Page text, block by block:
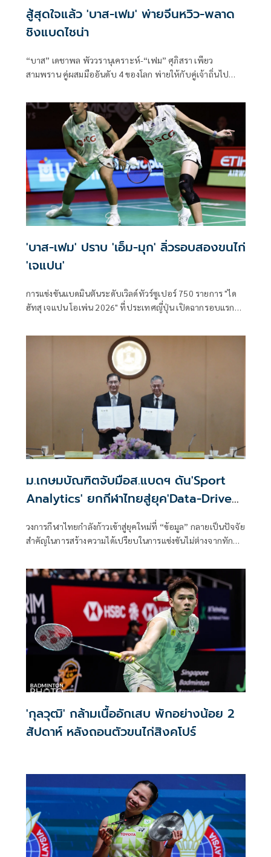
สู้สุดใจแล้ว 'บาส-เฟม' พ่ายจีนหวิว-พลาด
ชิงแบดไชน่า
“บาส” เดชาพล พัววรานุเคราะห์-“เฟม” ศุภิสรา เพียว
สามพราน คู่ผสมมืออันดับ 4 ของโลก พ่ายให้กับคู่เจ้าถิ่นไป
น่า โอ
'บาส-เฟม' ปราบ 'เอ็ม-มุก' ลิ่วรอบสองขนไก่
'เจแปน'
การแข่งขันแบดมินตันระดับเวิลด์ทัวร์ซูเปอร์ 750 รายการ "ได
ฮัทสุ เจแปน โอเพ่น 2026" ที่ประเทศญี่ปุ่น เปิดฉากรอบแรก
ม.เกษมบัณฑิตจับมือส.แบดฯ ดัน'Sport
Analytics' ยกกีฬาไทยสู่ยุค'Data-Driven
วงการกีฬาไทยกำลังก้าวเข้าสู่ยุคใหม่ที่ “ข้อมูล” กลายเป็นปัจจัย
สำคัญในการสร้างความได้เปรียบในการแข่งขันไม่ต่างจากทักษะ
มิถุนายน 2569 ที่ผ่านมา คณะวิทยาศาสตร์การกีฬา
มหาวิทยาลัยเกษมบัณฑิต ได้ลงนามบันทึกข้อตกลงความร่วมมือ
ทางวิชาการ (MOU) กับสมาคมกีฬาแบดมินตันแห่ง
ประเทศไทย ในพระบรมราชูปถัมภ์ เพื่อร่วมกันพัฒนางานวิจัย
การเรียนการสอน และนวัตกรรมด้านวิทยาศาสตร์การกีฬาและ
Sport Analytics
'กุลวุฒิ' กล้ามเนื้ออักเสบ พักอย่างน้อย 2
สัปดาห์ หลังถอนตัวขนไก่สิงคโปร์